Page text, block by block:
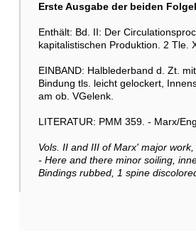
Erste Ausgabe der beiden
Enthält: Bd. II: Der
kapitalistischen Produktion. 2 Tle.
EINBAND: Halblederband d. Zt.
Bindung tls. leicht gelockert,
am ob. VGelenk.
LITERATUR: PMM 359. - Marx/
Vols. II and III of Marx' major
- Here and there minor soiling,
Bindings rubbed, 1 spine